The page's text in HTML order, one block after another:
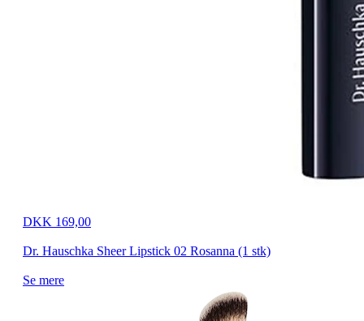
DKK 169,00
Dr. Hauschka Sheer Lipstick 02 Rosanna (1 stk)
Se mere